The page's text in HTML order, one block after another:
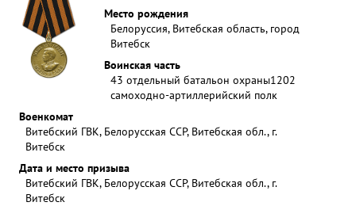
Место рождения
Белоруссия, Витебская область, город
Витебск
Воинская часть
43 отдельный батальон охраны1202
самоходно-артиллерийский полк
Военкомат
Витебский ГВК, Белорусская ССР, Витебская обл., г.
Витебск
Дата и место призыва
Витебский ГВК, Белорусская ССР, Витебская обл., г.
Витебск